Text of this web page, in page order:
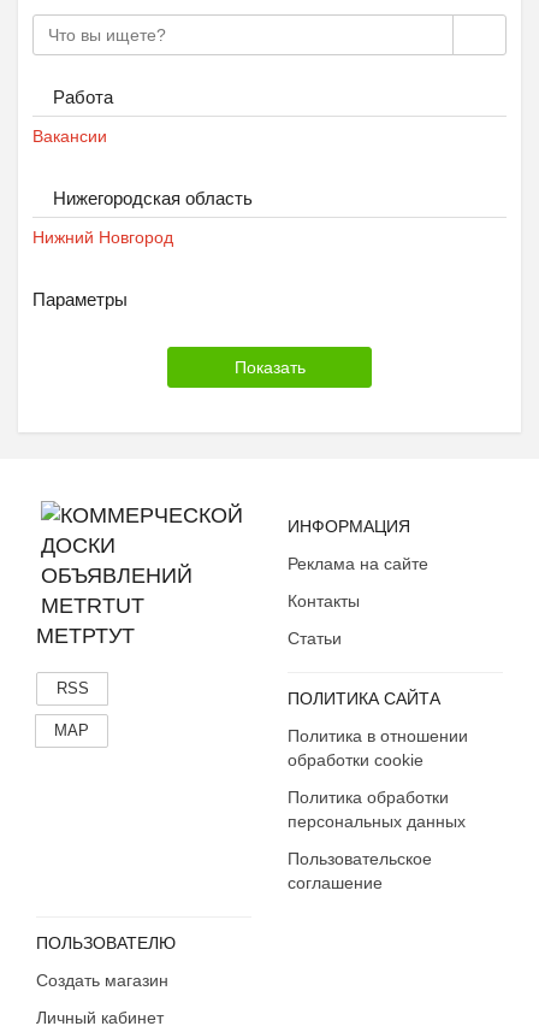
Работа
Вакансии
Нижегородская область
Нижний Новгород
Параметры
МЕТРТУТ
RSS
MAP
ИНФОРМАЦИЯ
Реклама на сайте
Контакты
Статьи
ПОЛИТИКА САЙТА
Политика в отношении
обработки cookie
Политика обработки
персональных данных
Пользовательское
соглашение
ПОЛЬЗОВАТЕЛЮ
Создать магазин
Личный кабинет